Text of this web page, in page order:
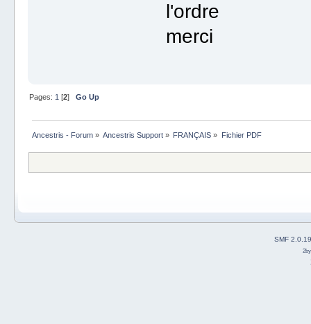
l'ordre
merci
Pages: 1 [2] Go Up
Ancestris - Forum» Ancestris Support » FRANÇAIS » Fichier PDF
SMF 2.0.19